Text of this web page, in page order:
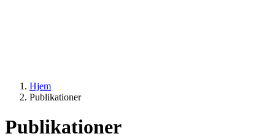
Hjem
Publikationer
Publikationer